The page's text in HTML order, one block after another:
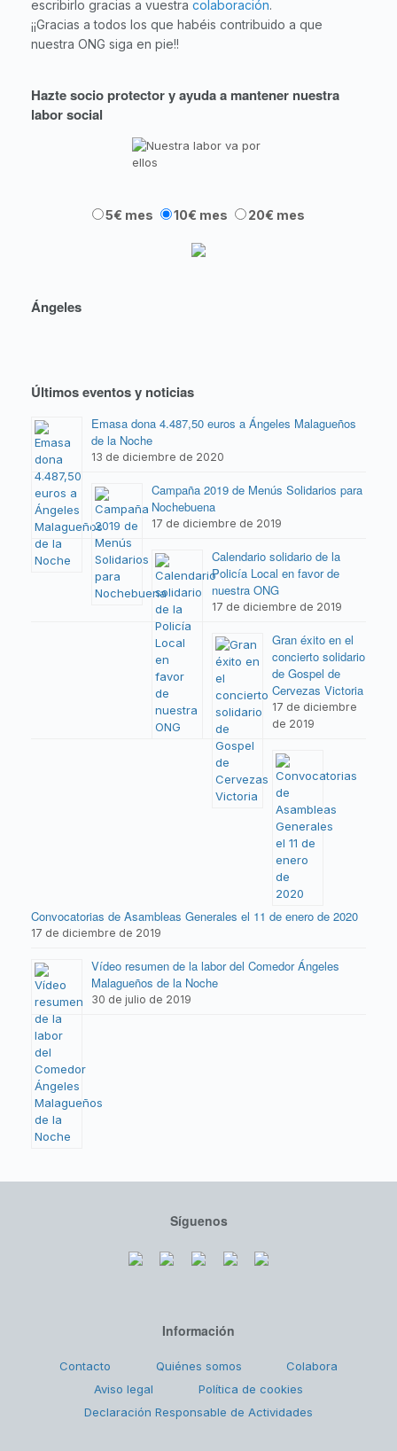
escribirlo gracias a vuestra colaboración.
¡¡Gracias a todos los que habéis contribuido a que
nuestra ONG siga en pie!!
Hazte socio protector y ayuda a mantener nuestra
labor social
5€ mes 10€ mes 20€ mes
Ángeles
Últimos eventos y noticias
Emasa dona 4.487,50 euros a Ángeles Malagueños
de la Noche
13 de diciembre de 2020
Campaña 2019 de Menús Solidarios para
Nochebuena
17 de diciembre de 2019
Calendario solidario de la
Policía Local en favor de
nuestra ONG
17 de diciembre de 2019
Gran éxito en el
concierto solidario
de Gospel de
Cervezas Victoria
17 de diciembre
de 2019
Convocatorias de Asambleas Generales el 11 de enero de 2020
17 de diciembre de 2019
Vídeo resumen de la labor del Comedor Ángeles
Malagueños de la Noche
30 de julio de 2019
Síguenos
Información
Contacto Quiénes somos
Colabora
Aviso legal
Política de cookies
Declaración Responsable de Actividades